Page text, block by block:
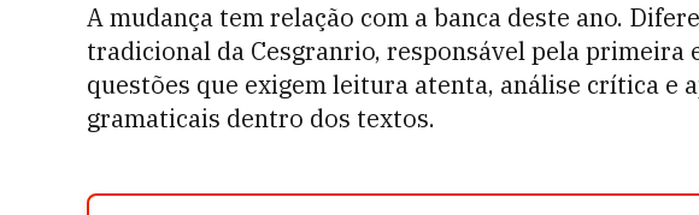
A mudança tem relação com a banca deste ano.
tradicional da Cesgranrio, responsável pela primeira
questões que exigem leitura atenta, análise crítica e
gramaticais dentro dos textos.